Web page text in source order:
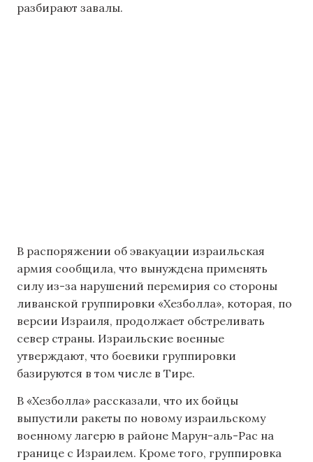
разбирают завалы.
В распоряжении об эвакуации израильская
армия сообщила, что вынуждена применять
силу из-за нарушений перемирия со стороны
ливанской группировки «Хезболла», которая, по
версии Израиля, продолжает обстреливать
север страны. Израильские военные
утверждают, что боевики группировки
базируются в том числе в Тире.
В «Хезболла» рассказали, что их бойцы
выпустили ракеты по новому израильскому
военному лагерю в районе Марун-аль-Рас на
границе с Израилем. Кроме того, группировка